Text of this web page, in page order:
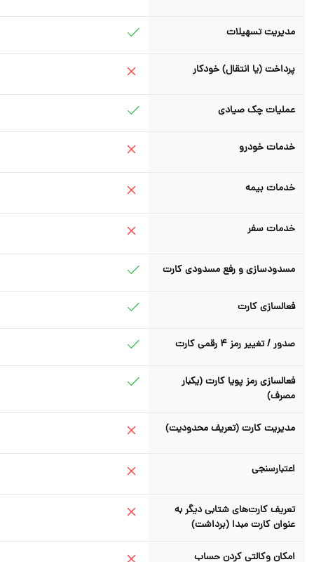
مدیریت تسهیلات
پرداخت (یا انتقال) خودکار
عملیات چک صیادی
خدمات خودرو
خدمات بیمه
خدمات سفر
مسدودسازی و رفع مسدودی کارت
فعالسازی کارت
صدور / تغییر رمز 4 رقمی کارت
فعالسازی رمز پویا کارت (یکبار
مصرف)
مدیریت کارت (تعریف محدودیت)
اعتبارسنجی
تعریف کارت‌های شتابی دیگر به
عنوان کارت مبدا (برداشت)
امکان وکالتی کردن حساب